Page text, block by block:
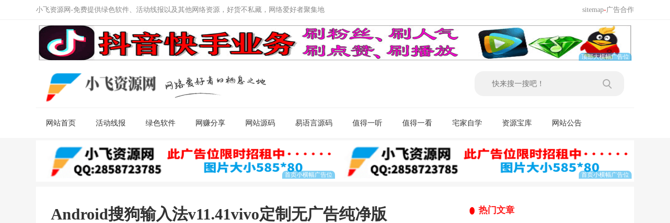
小飞资源网-免费提供绿色软件、活动线报以及其他网络资源，好货不私藏，网络爱好者聚集地 sitemap-广告合作
网站首页 活动线报 绿色软件 网赚分享 网站源码 易语言源码 值得一听 值得一看 宅家自学 资源宝库 网站公告
Android搜狗输入法v11.41vivo定制无广告纯净版 热门文章